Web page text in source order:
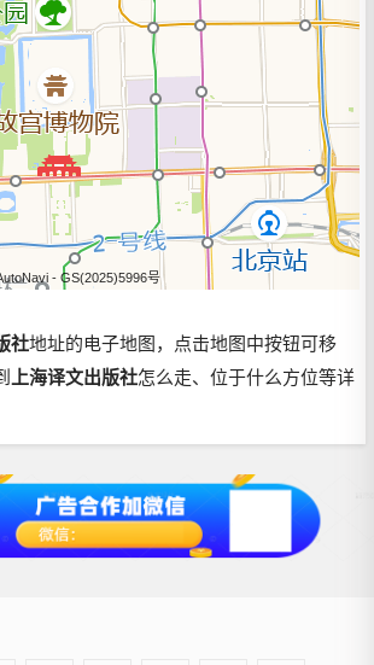
- GS(2025)5996号
社地址的电子地图，点击地图中按钮可移
上海译文出版社怎么走、位于什么方位等详